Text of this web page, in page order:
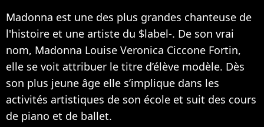
Madonna est une des plus grandes chanteuse de
l'histoire et une artiste du $label-. De son vrai
nom, Madonna Louise Veronica Ciccone Fortin,
elle se voit attribuer le titre d’élève modèle. Dès
son plus jeune âge elle s’implique dans les
activités artistiques de son école et suit des cours
de piano et de ballet.